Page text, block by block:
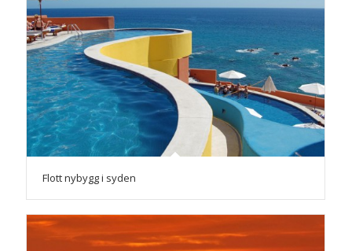
Flott nybygg i syden